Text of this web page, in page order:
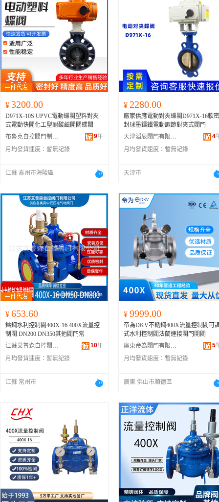
¥ 3200.00
D971X-10S UPVC電動蝶閥塑料對夾
式電動快開化工型耐酸鹼開關蝶閥
布魯克自控閥門制造（江蘇）有限公司
9年
月均發貨速度： 暫無記錄
江蘇 泰州市海陵區
¥ 2280.00
廠家供應電動對夾蝶閥D971X-16軟密
封球墨鑄鐵電動調節對夾式閥門
天津滔辰閥門有限公司
4
月均發貨速度： 暫無記錄
天津市
¥ 653.60
鑄鋼水利控制閥400X-16 400X流量控
制閥 DN200 DN350其他閥門常
江蘇艾普森自控閥門有限公司
10年
月均發貨速度： 暫無記錄
江蘇 常州市
¥ 9999.00
帝為DKV不銹鋼400X流量控制閥可
式水利控制閥法蘭連接閥門開關
廣東帝為閥門有限公司
5
月均發貨速度： 暫無記錄
廣東 佛山市順德區